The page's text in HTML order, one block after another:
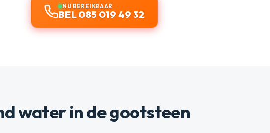
NU BEREIKBAAR
BEL 085 019 49 32
water in de gootsteen